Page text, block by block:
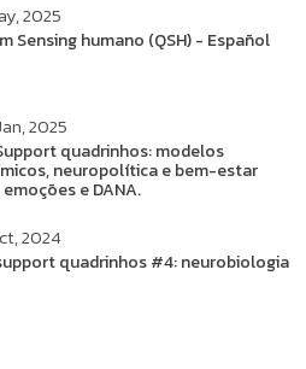
2025
Sensing humano (QSH) - Español
2025
quadrinhos: modelos
neuropolítica e bem-estar
e DANA.
2024
quadrinhos #4: neurobiologia